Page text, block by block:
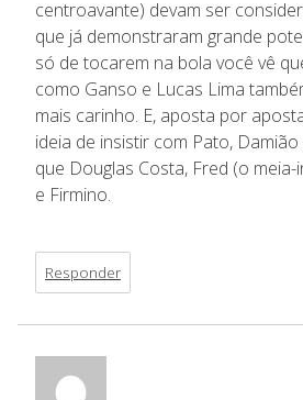
centroavante) devam ser
que já demonstraram grande
só de tocarem na bola você vê
como Ganso e Lucas Lima
mais carinho. E, aposta por
ideia de insistir com Pato,
que Douglas Costa, Fred (o
e Firmino.
Responder